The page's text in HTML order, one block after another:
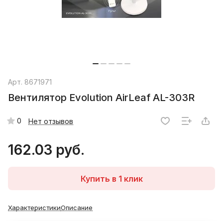
Арт. 8671971
Вентилятор Evolution AirLeaf AL-303R
0 Нет отзывов
162.03 руб.
Купить в 1 клик
ХарактеристикиОписание